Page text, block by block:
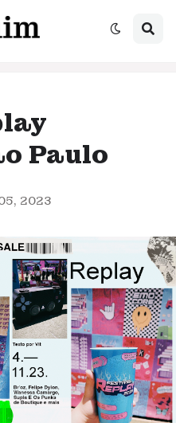
Paulo
2023